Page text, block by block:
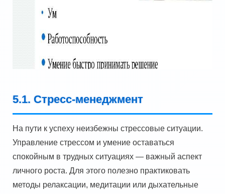
5.1. Стресс-менеджмент
На пути к успеху неизбежны стрессовые ситуации.
Управление стрессом и умение оставаться
спокойным в трудных ситуациях — важный аспект
личного роста. Для этого полезно практиковать
методы релаксации, медитации или дыхательные